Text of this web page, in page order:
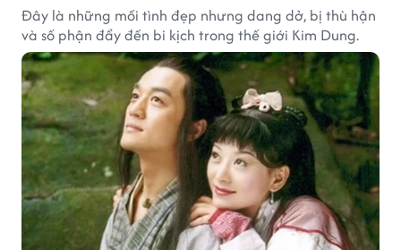
Đây là những mối tình đẹp nhưng dang dở, bị thù hận
và số phận đẩy đến bi kịch trong thế giới Kim Dung.